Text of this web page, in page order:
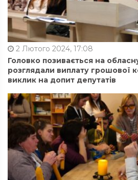
2 Лютого 2024, 17:08
Головко позивається на
розглядали виплату грошової
виклик на допит депутатів